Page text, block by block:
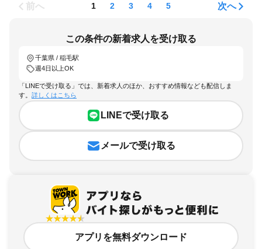
前へ 1 2 3 4 5 次へ
この条件の新着求人を受け取る
千葉県 / 稲毛駅
週4日以上OK
「LINEで受け取る」では、新着求人のほか、おすすめ情報なども配信しま
す。 詳しくはこちら
LINEで受け取る
メールで受け取る
アプリを無料ダウンロード